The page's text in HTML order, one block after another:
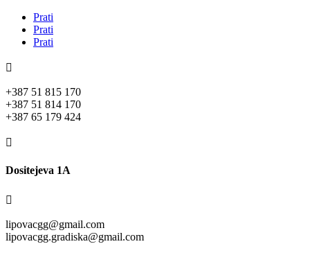
Prati
Prati
Prati

+387 51 815 170
+387 51 814 170
+387 65 179 424

Dositejeva 1A

lipovacgg@gmail.com
lipovacgg.gradiska@gmail.com